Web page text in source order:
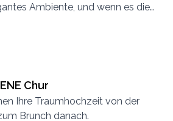
Ambiente, und wenn es die
auf der wunderschönen und
Die Kapazitäten reichen bis
Chur
Ihre Traumhochzeit von der
Brunch danach.